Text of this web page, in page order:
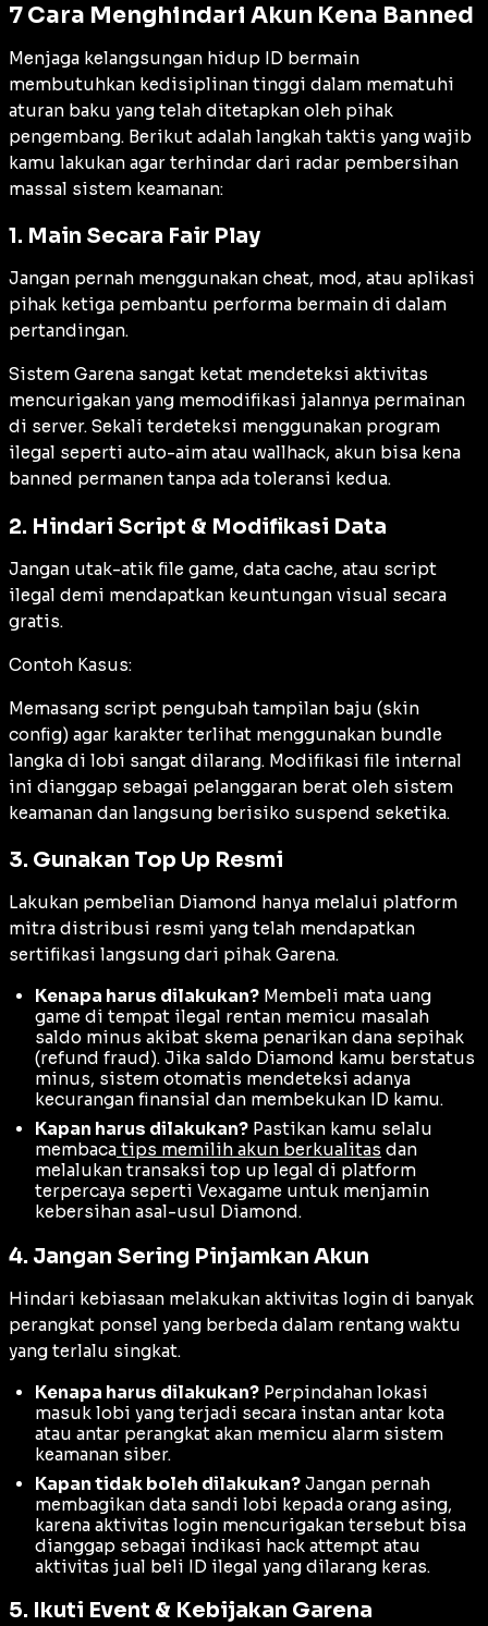
7 Cara Menghindari Akun Kena Banned
Menjaga kelangsungan hidup ID bermain
membutuhkan kedisiplinan tinggi dalam mematuhi
aturan baku yang telah ditetapkan oleh pihak
pengembang. Berikut adalah langkah taktis yang wajib
kamu lakukan agar terhindar dari radar pembersihan
massal sistem keamanan:
1. Main Secara Fair Play
Jangan pernah menggunakan cheat, mod, atau aplikasi
pihak ketiga pembantu performa bermain di dalam
pertandingan.
Sistem Garena sangat ketat mendeteksi aktivitas
mencurigakan yang memodifikasi jalannya permainan
di server. Sekali terdeteksi menggunakan program
ilegal seperti auto-aim atau wallhack, akun bisa kena
banned permanen tanpa ada toleransi kedua.
2. Hindari Script & Modifikasi Data
Jangan utak-atik file game, data cache, atau script
ilegal demi mendapatkan keuntungan visual secara
gratis.
Contoh Kasus:
Memasang script pengubah tampilan baju (skin
config) agar karakter terlihat menggunakan bundle
langka di lobi sangat dilarang. Modifikasi file internal
ini dianggap sebagai pelanggaran berat oleh sistem
keamanan dan langsung berisiko suspend seketika.
3. Gunakan Top Up Resmi
Lakukan pembelian Diamond hanya melalui platform
mitra distribusi resmi yang telah mendapatkan
sertifikasi langsung dari pihak Garena.
Kenapa harus dilakukan? Membeli mata uang
game di tempat ilegal rentan memicu masalah
saldo minus akibat skema penarikan dana sepihak
(refund fraud ). Jika saldo Diamond kamu berstatus
minus, sistem otomatis mendeteksi adanya
kecurangan finansial dan membekukan ID kamu.
Kapan harus dilakukan? Pastikan kamu selalu
membaca tips memilih akun berkualitas dan
melalukan transaksi top up legal di platform
terpercaya seperti Vexagame untuk menjamin
kebersihan asal-usul Diamond.
4. Jangan Sering Pinjamkan Akun
Hindari kebiasaan melakukan aktivitas login di banyak
perangkat ponsel yang berbeda dalam rentang waktu
yang terlalu singkat.
Kenapa harus dilakukan? Perpindahan lokasi
masuk lobi yang terjadi secara instan antar kota
atau antar perangkat akan memicu alarm sistem
keamanan siber.
Kapan tidak boleh dilakukan? Jangan pernah
membagikan data sandi lobi kepada orang asing,
karena aktivitas login mencurigakan tersebut bisa
dianggap sebagai indikasi hack attempt atau
aktivitas jual beli ID ilegal yang dilarang keras.
5. Ikuti Event & Kebijakan Garena